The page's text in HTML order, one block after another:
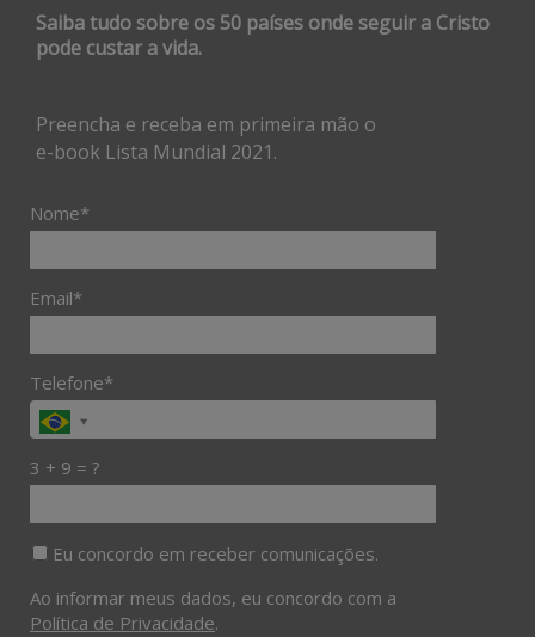
Saiba tudo sobre os 50 países onde seguir a Cristo
pode custar a vida.
Preencha e receba em primeira mão o
e-book Lista Mundial 2021.
Nome*
Email*
Telefone*
3 + 9 = ?
Eu concordo em receber comunicações.
Ao informar meus dados, eu concordo com a
Política de Privacidade.